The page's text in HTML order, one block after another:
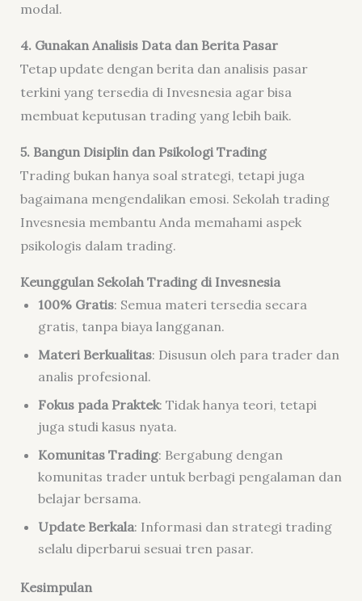
modal.
4. Gunakan Analisis Data dan Berita Pasar
Tetap update dengan berita dan analisis pasar
terkini yang tersedia di Invesnesia agar bisa
membuat keputusan trading yang lebih baik.
5. Bangun Disiplin dan Psikologi Trading
Trading bukan hanya soal strategi, tetapi juga
bagaimana mengendalikan emosi. Sekolah trading
Invesnesia membantu Anda memahami aspek
psikologis dalam trading.
Keunggulan Sekolah Trading di Invesnesia
100% Gratis: Semua materi tersedia secara
gratis, tanpa biaya langganan.
Materi Berkualitas: Disusun oleh para trader dan
analis profesional.
Fokus pada Praktek: Tidak hanya teori, tetapi
juga studi kasus nyata.
Komunitas Trading: Bergabung dengan
komunitas trader untuk berbagi pengalaman dan
belajar bersama.
Update Berkala: Informasi dan strategi trading
selalu diperbarui sesuai tren pasar.
Kesimpulan